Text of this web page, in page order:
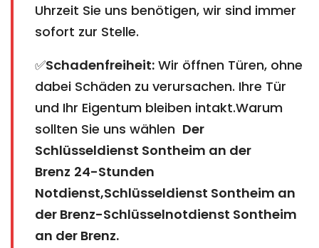
Uhrzeit Sie uns benötigen, wir sind immer
sofort zur Stelle.
✅Schadenfreiheit: Wir öffnen Türen, ohne
dabei Schäden zu verursachen. Ihre Tür
und Ihr Eigentum bleiben intakt.Warum
sollten Sie uns wählen Der
Schlüsseldienst Sontheim an der
Brenz 24-Stunden
Notdienst,Schlüsseldienst Sontheim an
der Brenz-Schlüsselnotdienst Sontheim
an der Brenz.